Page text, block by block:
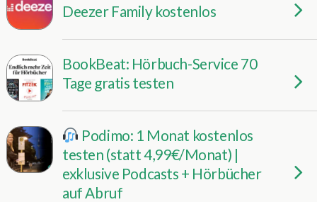
Deezer Family kostenlos
BookBeat: Hörbuch-Service 70
Tage gratis testen
Podimo: 1 Monat kostenlos
testen (statt 4,99€/Monat) |
exklusive Podcasts + Hörbücher
auf Abruf